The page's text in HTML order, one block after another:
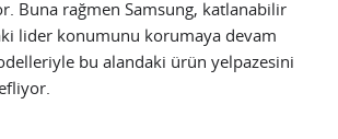
Buna rağmen Samsung, katlanabilir
lider konumunu korumaya devam
bu alandaki ürün yelpazesini